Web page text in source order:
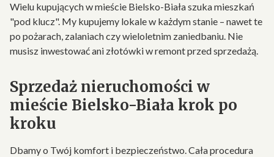
Wielu kupujących w mieście Bielsko-Biała szuka mieszkań
"pod klucz". My kupujemy lokale w każdym stanie – nawet te
po pożarach, zalaniach czy wieloletnim zaniedbaniu. Nie
musisz inwestować ani złotówki w remont przed sprzedażą.
Sprzedaż nieruchomości w
mieście Bielsko-Biała krok po
kroku
Dbamy o Twój komfort i bezpieczeństwo. Cała procedura